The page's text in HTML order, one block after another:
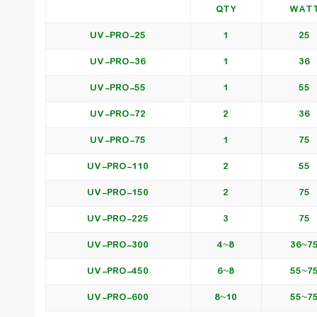
QTY
25
1
UV-PRO-25
36
1
UV-PRO-36
55
1
UV-PRO-55
36
2
UV-PRO-72
75
1
UV-PRO-75
55
2
UV-PRO-110
75
2
UV-PRO-150
75
3
UV-PRO-225
75~36
8~4
UV-PRO-300
75~55
8~6
UV-PRO-450
75~55
10~8
UV-PRO-600